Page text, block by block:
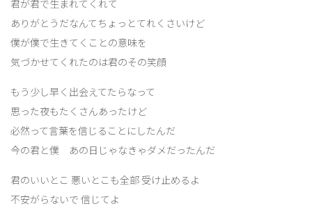
君が君で生まれてくれて
ありがとうだなんてちょっとてれくさいけど
僕が僕で生きてくことの意味を
気づかせてくれたのは君のその笑顔
もう少し早く出会えてたらなって
思った夜もたくさんあったけど
必然って言葉を信じることにしたんだ
今の君と僕 あの日じゃなきゃダメだったんだ
君のいいとこ 悪いとこも全部 受け止めるよ
不安がらないで 信じてよ